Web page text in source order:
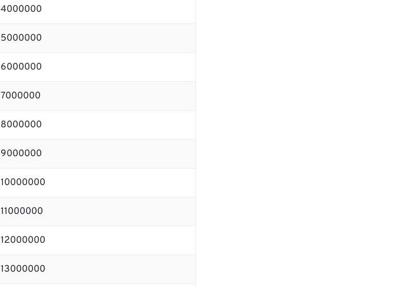
4000000
5000000
6000000
7000000
8000000
9000000
10000000
11000000
12000000
13000000